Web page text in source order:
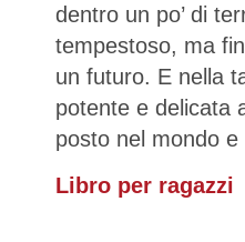
dentro un po’ di
tempestoso, ma
un futuro. E nella
potente e delicata
posto nel mondo e
Libro per ragazzi